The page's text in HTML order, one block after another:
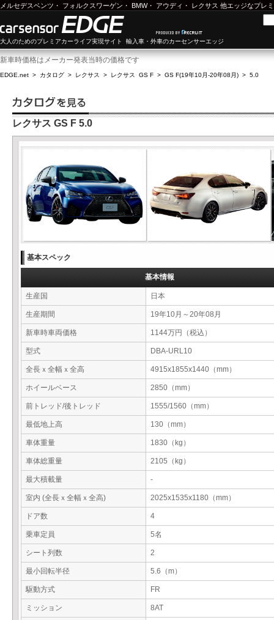
メルセデスベンツ ・ フォルクスワーゲン ・ BMW・ アウディ ・ レクサス 他エッジなプレ
大人のためのプレミアカーライフ実現サイト 輸入車・外車のカーセンサーエッジ
新車時価格はメーカー発表当時の価格です
EDGE.net > カタログ > レクサス > レクサス GS F > GS F(19年10月-20年08月) > 5.0
レクサス GS F 5.0
基本スペック
基本情報
生産国 日本
生産期間 19年10月～20年08月
新車時車両価格 1144万円（税込）
型式 DBA-URL10
全長ｘ全幅ｘ全高 4915x1855x1440（mm）
ホイールベース 2850（mm）
前トレッド/後トレッド 1555/1560（mm）
最低地上高 130（mm）
車体重量 1830（kg）
車体総重量 2105（kg）
最大積載量 -
室内 (全長ｘ全幅ｘ全高) 2025x1535x1180（mm）
ドア数 4
乗車定員 5名
シート列数 2
最小回転半径 5.6（m）
駆動方式 FR
ミッション 8AT